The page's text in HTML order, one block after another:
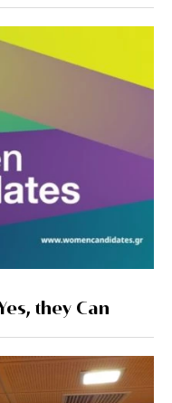
they Can